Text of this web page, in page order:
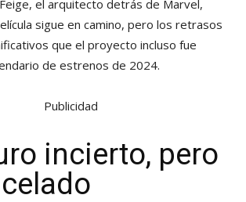
el arquitecto detrás de Marvel,
sigue en camino, pero los retrasos
que el proyecto incluso fue
de estrenos de 2024.
Publicidad
incierto, pero